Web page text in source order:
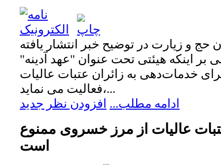
و زیارت در توضیح خبر انتشار یافته
بر اینکه هیئتی تحت عنوان "عهد آدینه"
خدمات‌دهی به زائران عتبات عالیات
فعالیت می نماید،...
ادامه مطلب... افزودن نظر جدید
عالیات از مرز خسروی ممنوع
است